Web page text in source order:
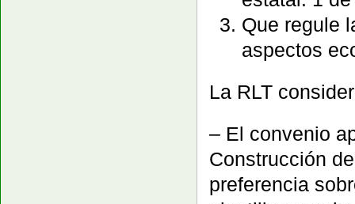
Que regule
aspectos
La RLT
– El convenio
Construcción
preferencia